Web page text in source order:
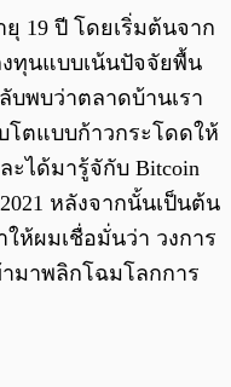
19 ปี โดยเริ่มต้นจาก
ทุนแบบเน้นปัจจัยพื้น
บพบว่าตลาดบ้านเรา
โตแบบก้าวกระโดดให้
ะได้มารู้จักับ Bitcoin
หลังจากนั้นเป็นต้น
ห้ผมเชื่อมั่นว่า วงการ
มาพลิกโฉมโลกการ